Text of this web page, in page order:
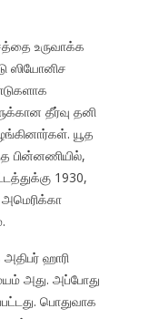
உருவாக்க
ஸியோனிச
தீர்வு தனி
யூத
பின்னணியில்,
1930,
அமெரிக்கா
ஹாரி
அது. அப்போது
பொதுவாக